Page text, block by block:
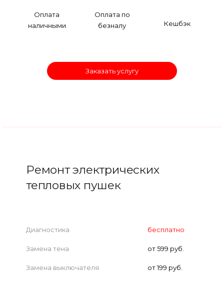
Оплата
наличными
Оплата по
безналу
Кешбэк
Заказать услугу
Ремонт электрических
тепловых пушек
Диагностика бесплатно
Замена тена от 599 руб.
Замена выключателя от 199 руб.